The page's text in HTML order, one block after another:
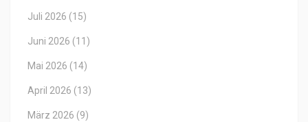
Juli 2026 (15)
Juni 2026 (11)
Mai 2026 (14)
April 2026 (13)
März 2026 (9)